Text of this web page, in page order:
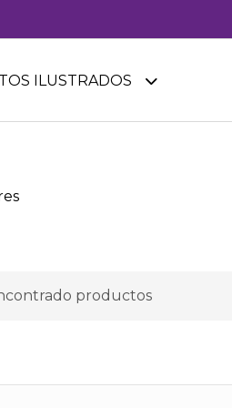
ILUSTRADOS
productos